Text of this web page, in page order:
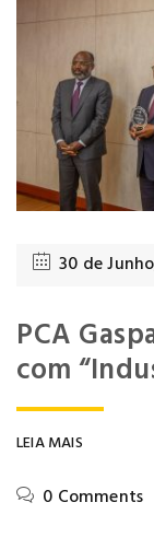
30 de
PCA
com
LEIA MAIS
0 Comments